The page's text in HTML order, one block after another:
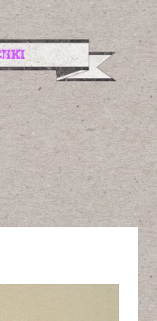
Design,
Skip to content